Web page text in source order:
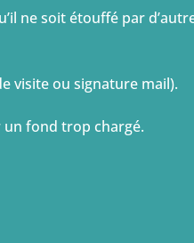
ne soit étouffé par
visite ou signature mail).
un fond trop chargé.